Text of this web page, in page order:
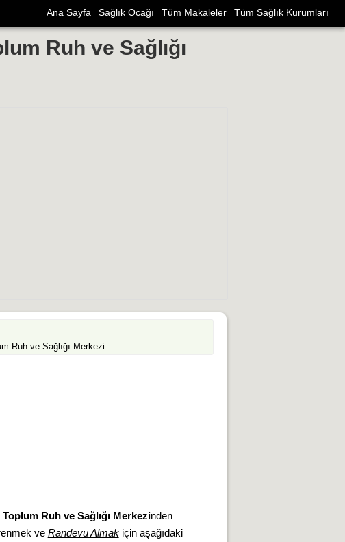
Ana Sayfa Sağlık Ocağı Tüm Makaleler Tüm Sağlık Kurumları
Ruh ve Sağlığı
Ruh ve Sağlığı Merkezi
Ruh ve Sağlığı Merkezinden
ve Randevu Almakiçin aşağıdaki